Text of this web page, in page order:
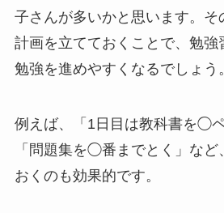
子さんが多いかと思います。そ
計画を立てておくことで、勉強
勉強を進めやすくなるでしょう。
例えば、「1日目は教科書を◯
「問題集を◯番までとく」など
おくのも効果的です。